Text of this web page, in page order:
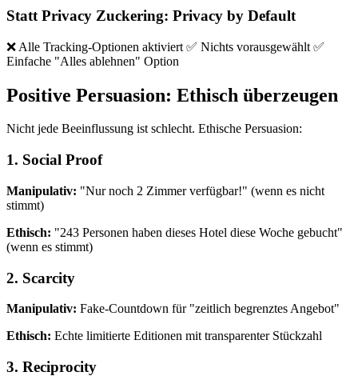
Statt Privacy Zuckering: Privacy by Default
❌ Alle Tracking-Optionen aktiviert ✅ Nichts vorausgewählt ✅
Einfache "Alles ablehnen" Option
Positive Persuasion: Ethisch überzeugen
Nicht jede Beeinflussung ist schlecht. Ethische Persuasion:
1. Social Proof
Manipulativ: "Nur noch 2 Zimmer verfügbar!" (wenn es nicht
stimmt)
Ethisch: "243 Personen haben dieses Hotel diese Woche gebucht"
(wenn es stimmt)
2. Scarcity
Manipulativ: Fake-Countdown für "zeitlich begrenztes Angebot"
Ethisch: Echte limitierte Editionen mit transparenter Stückzahl
3. Reciprocity